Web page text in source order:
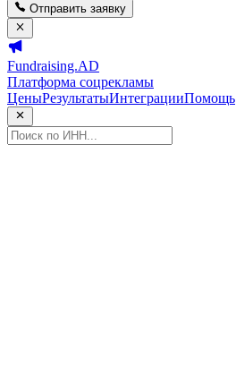
Отправить заявку
Fundraising.AD
Платформа соцрекламы
ЦеныРезультатыИнтеграцииПомощь